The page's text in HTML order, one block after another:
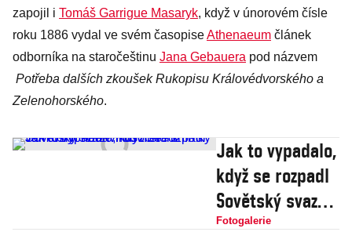
zapojil i Tomáš Garrigue Masaryk, když v únorovém čísle
roku 1886 vydal ve svém časopiseAthenaeum článek
odborníka na staročeštinu Jana Gebauera pod názvem
Potřeba dalších zkoušek Rukopisu Královédvorského a
Zelenohorského.
Jak to vypadalo,
když se rozpadl
Sovětský svaz?
Působivé
Fotogalerie